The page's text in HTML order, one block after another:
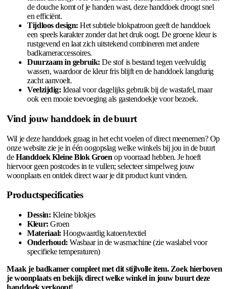
de douche komt of je handen wast, deze handdoek droogt snel
en efficiënt.
Tijdloos design: Het subtiele blokpatroon geeft de handdoek
een speels karakter zonder dat het druk oogt. De groene kleur is
rustgevend en laat zich uitstekend combineren met andere
badkameraccessoires.
Duurzaam in gebruik: De stof is bestand tegen veelvuldig
wassen, waardoor de kleur fris blijft en de handdoek langdurig
zacht aanvoelt.
Veelzijdig: Ideaal voor dagelijks gebruik bij de wastafel, maar
ook een mooie toevoeging als gastendoekje voor bezoek.
Vind jouw handdoek in de buurt
Wil je deze handdoek graag in het echt voelen of direct meenemen? Op
onze website zie je in één oogopslag welke winkels bij jou in de buurt
deHanddoek Kleine Blok Groen op voorraad hebben. Je hoeft
hiervoor geen postcodes in te vullen; selecteer simpelweg jouw
woonplaats en ontdek direct waar je dit product kunt vinden.
Productspecificaties
Dessin: Kleine blokjes
Kleur: Groen
Materiaal: Hoogwaardig katoen/textiel
Onderhoud: Wasbaar in de wasmachine (zie waslabel voor
specifieke temperaturen)
Maak je badkamer compleet met dit stijlvolle item. Zoek hierboven
je woonplaats en bekijk direct welke winkel in jouw buurt deze
handdoek verkoopt!